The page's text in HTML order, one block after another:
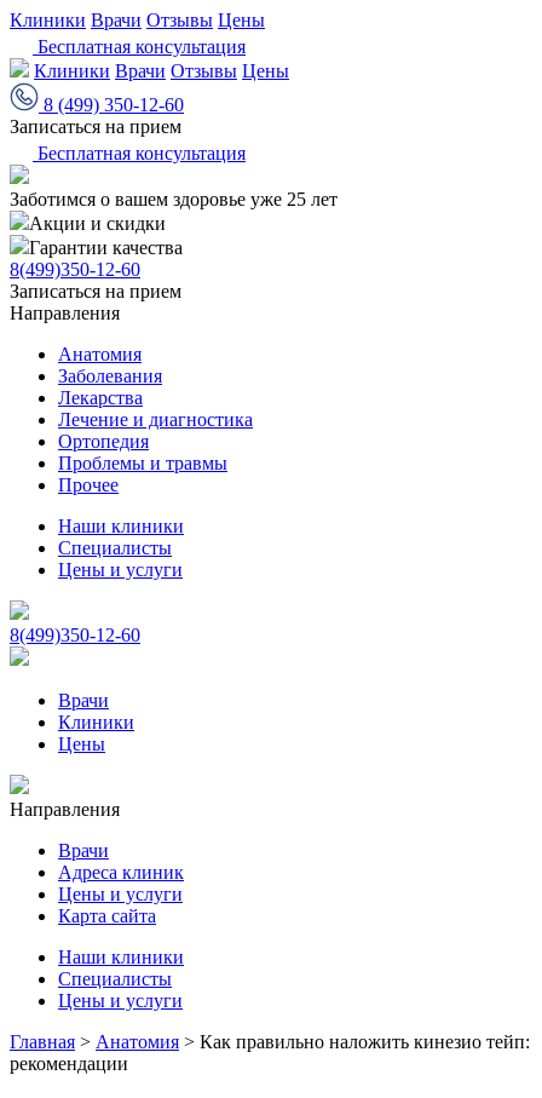
Клиники Врачи Отзывы Цены
Бесплатная консультация
Клиники Врачи Отзывы Цены
8 (499) 350-12-60
Записаться на прием
Бесплатная консультация
Заботимся о вашем здоровье уже 25 лет
Акции и скидки
Гарантии качества
8(499)350-12-60
Записаться на прием
Направления
Анатомия
Заболевания
Лекарства
Лечение и диагностика
Ортопедия
Проблемы и травмы
Прочее
Наши клиники
Специалисты
Цены и услуги
8(499)350-12-60
Врачи
Клиники
Цены
Направления
Врачи
Адреса клиник
Цены и услуги
Карта сайта
Наши клиники
Специалисты
Цены и услуги
Главная > Анатомия > Как правильно наложить кинезио тейп:
рекомендации